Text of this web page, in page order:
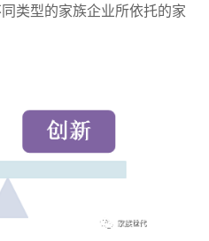
类型的家族企业所依托的家